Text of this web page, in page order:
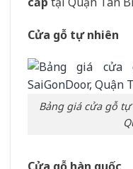
Cửa gỗ tự nhiên
Bảng giá cửa gỗ